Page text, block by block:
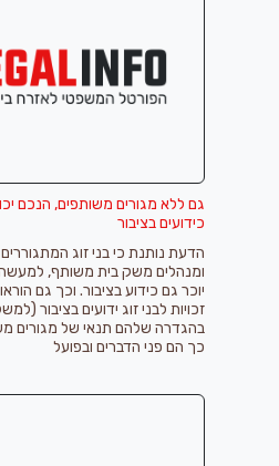
גם ללא מגורים משותפים, הנכם
כידועים בציבור
הדעת נותנת כי בני זוג
ומנהלים משק בית משותף, למעשה
יוכר גם כידוע בציבור. וכך גם
זכויות לבני זוג ידועים בציבור
בהגדרה שלהם תנאי של מגורים
כך הם פני הדברים ובפועל